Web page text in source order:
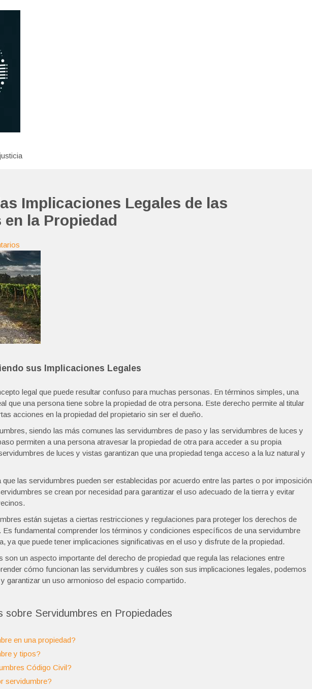
Implicaciones Legales de las
la Propiedad
sus Implicaciones Legales
legal que puede resultar confuso para muchas personas. En términos simples, una
que una persona tiene sobre la propiedad de otra persona. Este derecho permite al titular
acciones en la propiedad del propietario sin ser el dueño.
siendo las más comunes las servidumbres de paso y las servidumbres de luces y
permiten a una persona atravesar la propiedad de otra para acceder a su propia
de luces y vistas garantizan que una propiedad tenga acceso a la luz natural y
que las servidumbres pueden ser establecidas por acuerdo entre las partes o por imposición
se crean por necesidad para garantizar el uso adecuado de la tierra y evitar
están sujetas a ciertas restricciones y regulaciones para proteger los derechos de
Es fundamental comprender los términos y condiciones específicos de una servidumbre
ya que puede tener implicaciones significativas en el uso y disfrute de la propiedad.
son un aspecto importante del derecho de propiedad que regula las relaciones entre
cómo funcionan las servidumbres y cuáles son sus implicaciones legales, podemos
garantizar un uso armonioso del espacio compartido.
sobre Servidumbres en Propiedades
en una propiedad?
y tipos?
Código Civil?
servidumbre?